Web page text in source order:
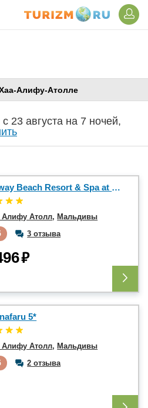
Алифу-Атолле
c 23 августа на 7 ночей,
Hideaway Beach Resort & Spa at Dhonakulhi Maldives 5*
Алифу Атолл, Мальдивы
3 отзыва
₽
5*
Алифу Атолл, Мальдивы
2 отзыва